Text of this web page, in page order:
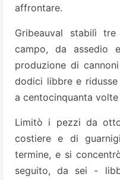
affrontare.
Gribeauval stabilì
campo, da assedio
produzione di
dodici libbre e
a centocinquanta
Limitò i pezzi da
costiere e di
termine, e si
seguito, da sei -